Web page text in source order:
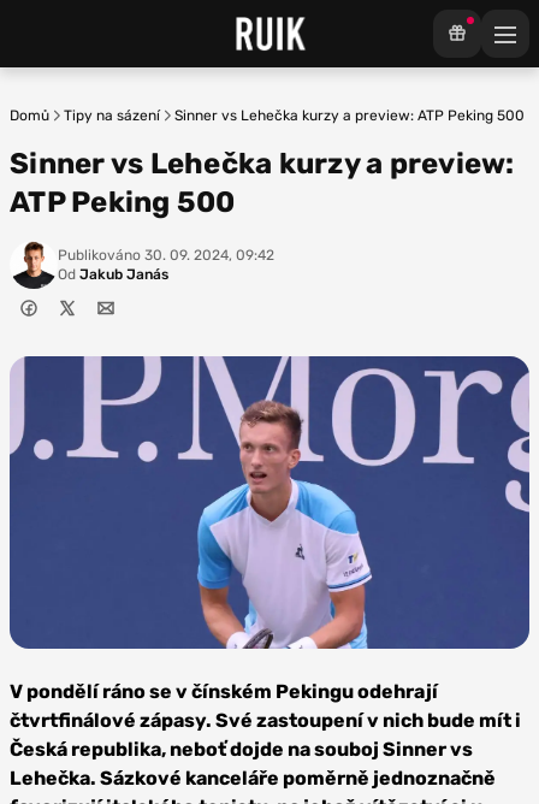
Domů Tipy na sázení Sinner vs Lehečka kurzy a preview: ATP Peking 500
Sinner vs Lehečka kurzy a preview:
ATP Peking 500
Publikováno 30. 09. 2024, 09:42
Od Jakub Janás
CC BY-SA 4.0
V pondělí ráno se v čínském Pekingu odehrají
čtvrtfinálové zápasy. Své zastoupení v nich bude mít i
Česká republika, neboť dojde na souboj Sinner vs
Lehečka. Sázkové kanceláře poměrně jednoznačně